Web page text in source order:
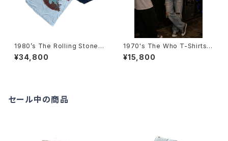
1980’s The Rolling Stones
European tour T-Shirts -19
82年 ザ・ローリング・ストーンズ
¥34,800
1970's The Who T-Shirts -
1970年代 ザ・フーTシャツ-
¥15,800
セール中の商品